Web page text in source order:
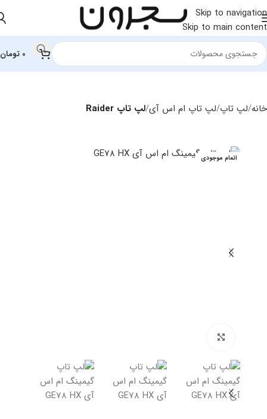
Skip to navigation
Skip to main content
0 تومان
خانه لپ تاپ لپ تاپ ام اس آی لپ تاپ Raider
اتمام موجودی